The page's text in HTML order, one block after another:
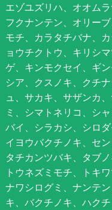
エゾユズリハ、オオム
フクナンテン、オリー
モチ、カラタチバナ、
ョウチクトウ、キリシ
ゲ、キンモクセイ、ギ
シア、クスノキ、クチ
ュ、サカキ、サザンカ
ミ、シマトネリコ、シ
バイ、シラカシ、シロ
イヨウバクチノキ、セ
タチカンツバキ、タブ
トウネズミモチ、トキ
ナワシログミ、ナンテ
キ、バクチノキ、ハク